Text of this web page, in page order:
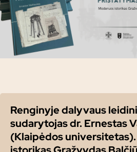
Renginyje dalyvaus
sudarytojas dr. Ernestas
(Klaipėdos